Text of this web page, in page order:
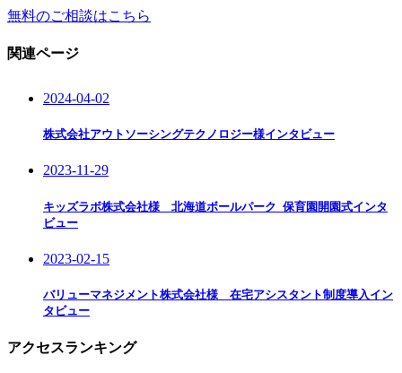
無料のご相談はこちら
関連ページ
2024-04-02
株式会社アウトソーシングテクノロジー様インタビュー
2023-11-29
キッズラボ株式会社様 北海道ボールパーク_保育園開園式インタ
ビュー
2023-02-15
バリューマネジメント株式会社様 在宅アシスタント制度導入イン
タビュー
アクセスランキング